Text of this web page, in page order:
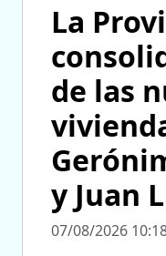
La
de las
y Juan
07/08/2026